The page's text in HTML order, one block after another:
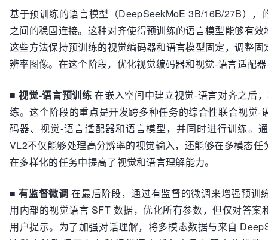
基于预训练的语言模型（DeepSeekMoE 3B/16B/27B），
之间的稳固连接。这种对齐使得预训练的语言模型能够有
这些方法保持预训练的视觉编码器和语言模型固定，调整
辨率图像。在这个阶段，优化视觉编码器和视觉-语言适配
■视觉-语言预训练 在嵌入空间中建立视觉-语言对齐之后
练。这个阶段的重点是开发跨多种任务的综合性联合视觉-
码器、视觉-语言适配器和语言模型，并同时进行训练。
VL2不仅能够处理高分辨率的视觉输入，还能够在多模态
在多样化的任务中提高了视觉和语言理解能力。
■有监督微调 在最后阶段，通过有监督的微调来增强预训
用内部的视觉语言 SFT 数据，优化所有参数，但仅对答
用户提示。为了加强对话理解，将多模态数据与来自